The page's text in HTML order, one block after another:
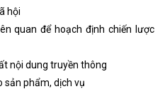
hội
quan để hoạch định chiến lược
nội dung truyền thông
sản phẩm, dịch vụ